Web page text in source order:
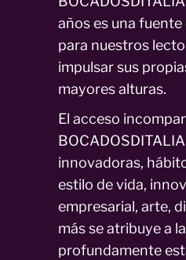
años es una
para nuestros
impulsar sus
mayores alturas.
El acceso
innovadoras,
estilo de vida,
empresarial, arte,
más se atribuye a
profundamente